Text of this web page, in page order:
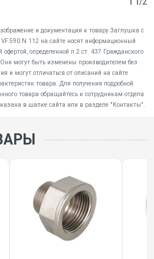
и документация к товару Заглушка с
на сайте носят информационный
определенной п.2 ст. 437 Гражданского
могут быть изменены производителем без
и могут отличаться от описаний на сайте
товара. Для получения подробной
товара обращайтесь к сотрудникам отдела
в шапке сайта или в разделе "Контакты".